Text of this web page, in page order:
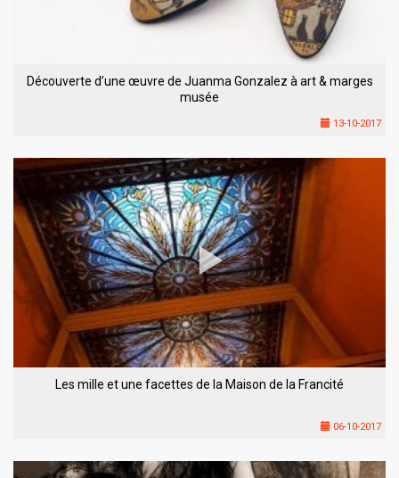
Découverte d’une œuvre de Juanma Gonzalez à art & marges
musée
13-10-2017
Les mille et une facettes de la Maison de la Francité
06-10-2017